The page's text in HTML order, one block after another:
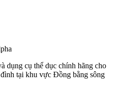
dụng cụ thể dục chính hãng cho
tại khu vực Đồng bằng sông